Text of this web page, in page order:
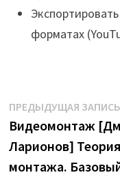
форматах
Навигация
по
записям
ПРЕДЫДУЩАЯ ЗАПИСЬ
Видеомонтаж
Ларионов] Теория
монтажа.